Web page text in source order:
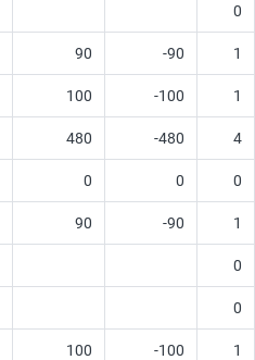
0
90 -90 1
100 -100 1
480 -480 4
0 0 0
90 -90 1
0
0
100 -100 1